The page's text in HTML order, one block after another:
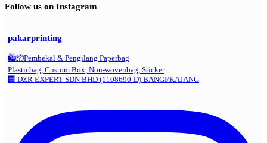
Follow us on Instagram
pakarprinting
🛍️📦Pembekal & Pengilang Paperbag
Plasticbag, Custom Box, Non-wovenbag, Sticker
🏢 DZR EXPERT SDN BHD (1108690-D) BANGI/KAJANG